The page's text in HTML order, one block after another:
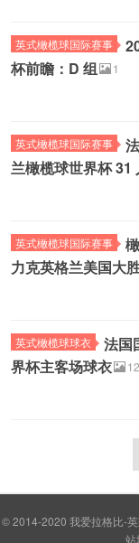
英式橄榄球国际赛事
杯前瞻：D 组
1
英式橄榄球国际赛事
兰橄榄球世界杯 31
英式橄榄球国际赛事
力克英格兰美国大
英式橄榄球球衣
法国
界杯主客场球衣
12
© 2014-2020 我爱拉格比-
站